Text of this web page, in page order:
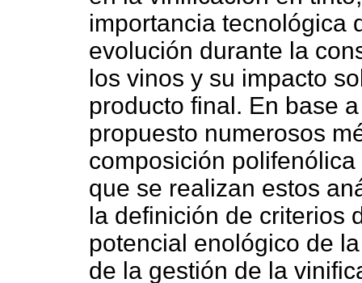
importancia tecnológica
evolución durante la
los vinos y su impacto
producto final. En base
propuesto numerosos
composición
que se realizan estos
la definición de criterios
potencial enológico de
de la gestión de la